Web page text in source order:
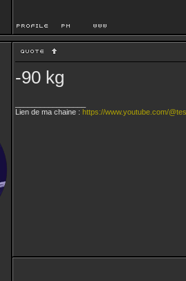
-90 kg
Lien de ma chaine : https://www.youtube.com/